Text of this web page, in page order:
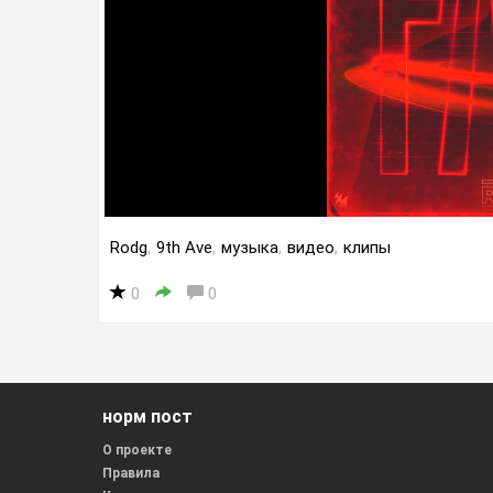
Rodg, 9th Ave, музыка, видео, клипы
0 0
норм пост
О проекте
Правила